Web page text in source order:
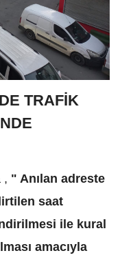
TRAFİK
, " Anılan adreste
saat
ile kural
amacıyla